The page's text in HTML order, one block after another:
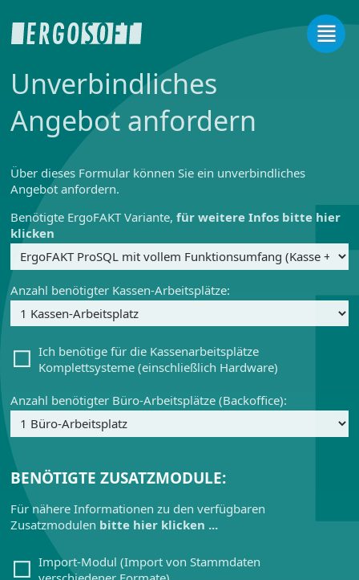
Unverbindliches
Angebot anfordern
Über dieses Formular können Sie ein unverbindliches
Angebot anfordern.
Benötigte ErgoFAKT Variante,für weitere Infos bitte hier
klicken
Anzahl benötigter Kassen-Arbeitsplätze:
Ich benötige für die Kassenarbeitsplätze
Komplettsysteme (einschließlich Hardware)
Anzahl benötigter Büro-Arbeitsplätze (Backoffice):
BENÖTIGTE ZUSATZMODULE:
Für nähere Informationen zu den verfügbaren
Zusatzmodulen bitte hier klicken ...
Import-Modul (Import von Stammdaten